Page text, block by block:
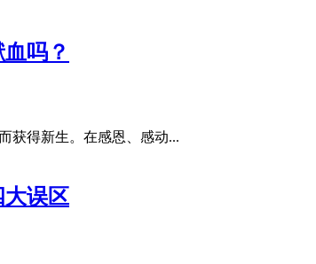
吗？
获得新生。在感恩、感动...
大误区